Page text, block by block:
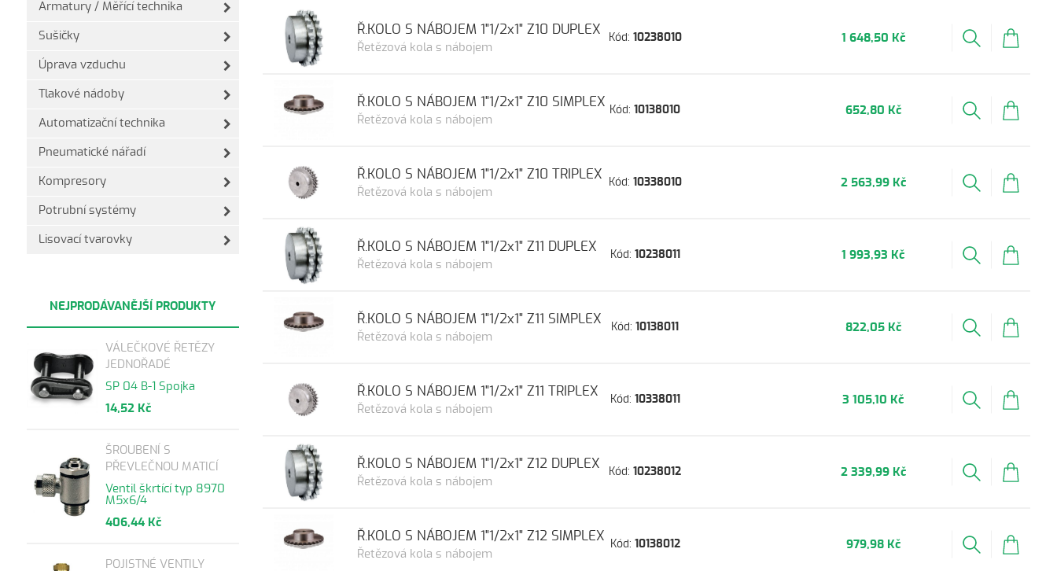
Armatury / Měřící technika
Sušičky
Úprava vzduchu
Tlakové nádoby
Automatizační technika
Pneumatické nářadí
Kompresory
Potrubní systémy
Lisovací tvarovky
NEJPRODÁVANĚJŠÍ PRODUKTY
VÁLEČKOVÉ ŘETĚZY
JEDNOŘADÉ
SP 04 B-1 Spojka
14,52 Kč
ŠROUBENÍ S
PŘEVLEČNOU MATICÍ
Ventil škrtící typ 8970
M5x6/4
406,44 Kč
POJISTNÉ VENTILY
Kód: 10238010
Řetězová kola s nábojem
Ř.KOLO S NÁBOJEM 1"1/2x1" Z10 DUPLEX
1 648,50 Kč
Kód:10138010
Řetězová kola s nábojem
Ř.KOLO S NÁBOJEM 1"1/2x1" Z10 SIMPLEX
652,80 Kč
Kód: 10338010
Řetězová kola s nábojem
Ř.KOLO S NÁBOJEM 1"1/2x1" Z10 TRIPLEX
2 563,99 Kč
Kód: 10238011
Řetězová kola s nábojem
Ř.KOLO S NÁBOJEM 1"1/2x1" Z11 DUPLEX
1 993,93 Kč
Kód:10138011
Řetězová kola s nábojem
Ř.KOLO S NÁBOJEM 1"1/2x1" Z11 SIMPLEX
822,05 Kč
Kód: 10338011
Řetězová kola s nábojem
Ř.KOLO S NÁBOJEM 1"1/2x1" Z11 TRIPLEX
3 105,10 Kč
Kód:10238012
Řetězová kola s nábojem
Ř.KOLO S NÁBOJEM 1"1/2x1" Z12 DUPLEX
2 339,99 Kč
Kód: 10138012
Řetězová kola s nábojem
Ř.KOLO S NÁBOJEM 1"1/2x1" Z12 SIMPLEX
979,98 Kč